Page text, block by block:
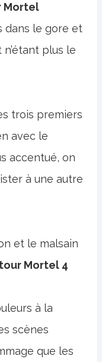
Mortel
dans le gore et
n’étant plus le
trois premiers
avec le
accentué, on
à une autre
et le malsain
Mortel 4
à la
scènes
que les